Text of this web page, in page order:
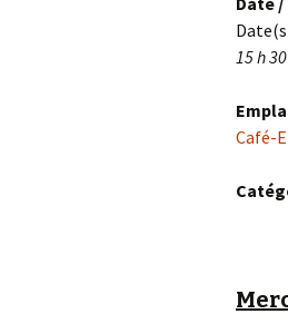
15 h
Café-